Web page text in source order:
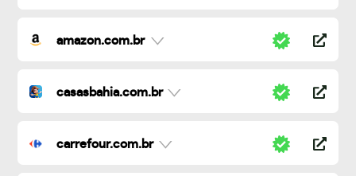
amazon.com.br
casasbahia.com.br
carrefour.com.br